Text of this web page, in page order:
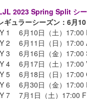
LJL 2023 Spring Split シ
ギュラーシーズン：6月
1 6月10日（土）
2 6月11日（日）
3 6月16日（金）
4 6月17日（土）
5 6月18日（日）
6 6月30日（金）
7 7月1日（土）17:00